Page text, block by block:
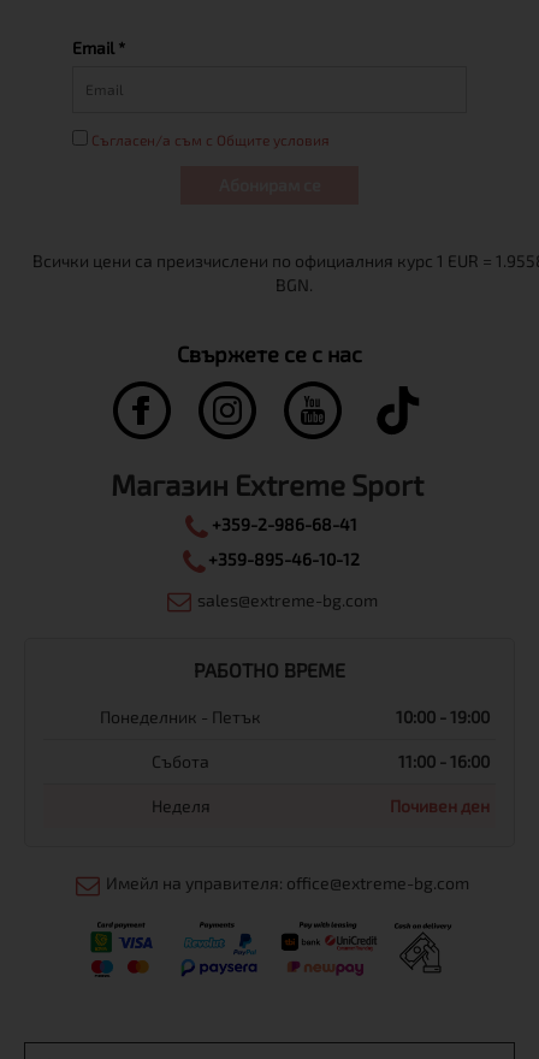
Email *
Съгласен/а съм с Общите условия
Свържете се с нас
Магазин Extreme Sport
+359-2-986-68-41
+359-895-46-10-12
sales@extreme-bg.com
РАБОТНО ВРЕМЕ
Понеделник - Петък 10:00 - 19:00
Събота 11:00 - 16:00
Неделя Почивен ден
Имейл на управителя: office@extreme-bg.com